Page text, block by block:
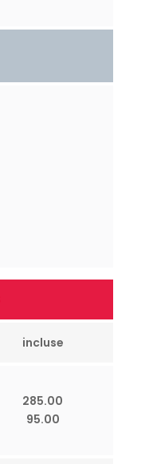
incluse
285.00
95.00